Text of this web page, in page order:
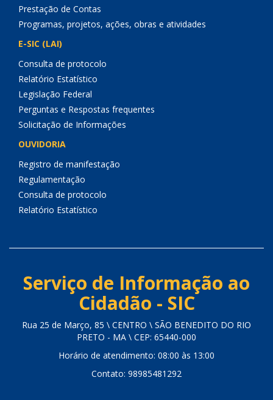
Prestação de Contas
Programas, projetos, ações, obras e atividades
E-SIC (LAI)
Consulta de protocolo
Relatório Estatístico
Legislação Federal
Perguntas e Respostas frequentes
Solicitação de Informações
OUVIDORIA
Registro de manifestação
Regulamentação
Consulta de protocolo
Relatório Estatístico
Serviço de Informação ao
Cidadão - SIC
Rua 25 de Março, 85 \ CENTRO \ SÃO BENEDITO DO RIO
PRETO - MA \ CEP: 65440-000
Horário de atendimento: 08:00 às 13:00
Contato: 98985481292